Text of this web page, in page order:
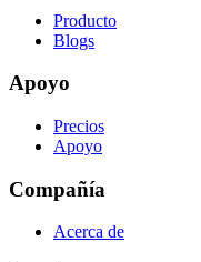
Producto
Blogs
Apoyo
Precios
Apoyo
Compañía
Acerca de